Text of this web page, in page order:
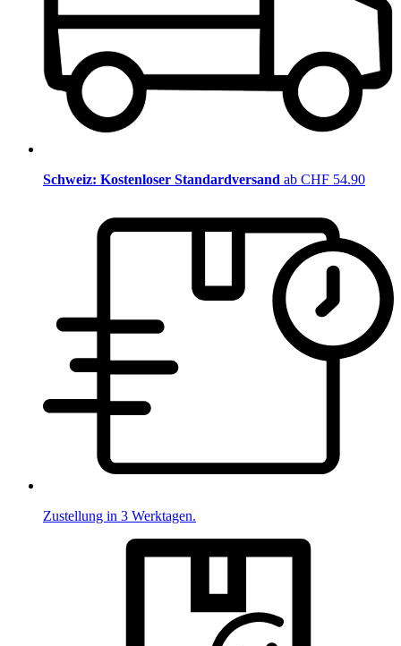
Schweiz: Kostenloser Standardversand ab CHF 54.90
Zustellung in 3 Werktagen.